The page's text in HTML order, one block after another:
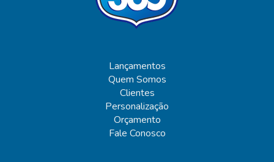
Lançamentos
Quem Somos
Clientes
Personalização
Orçamento
Fale Conosco